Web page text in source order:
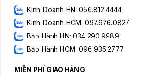
Kinh Doanh HN: 056.812.4444
Kinh Doanh HCM: 097.976.0827
Bảo Hành HN: 034.290.9989
Bảo Hành HCM: 096.935.2777
MIỄN PHÍ GIAO HÀNG